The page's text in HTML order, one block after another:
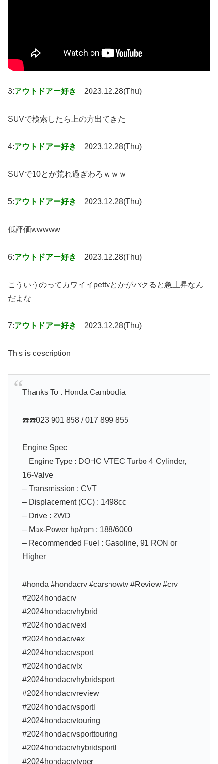
3:アウトドアー好き 2023.12.28(Thu)
SUVで検索したら上の方出てきた
4:アウトドアー好き 2023.12.28(Thu)
SUVで10とか荒れ過ぎわろｗｗｗ
5:アウトドアー好き 2023.12.28(Thu)
低評価wwwww
6:アウトドアー好き 2023.12.28(Thu)
こういうのってカワイイpettvとかがパクると急上昇なん
だよな
7:アウトドアー好き 2023.12.28(Thu)
This is description
Thanks To : Honda Cambodia
☎️☎️023 901 858 / 017 899 855
Engine Spec
– Engine Type : DOHC VTEC Turbo 4-Cylinder,
16-Valve
– Transmission : CVT
– Displacement (CC) : 1498cc
– Drive : 2WD
– Max-Power hp/rpm : 188/6000
– Recommended Fuel : Gasoline, 91 RON or
Higher
#honda #hondacrv #carshowtv #Review #crv
#2024hondacrv
#2024hondacrvhybrid
#2024hondacrvexl
#2024hondacrvex
#2024hondacrvsport
#2024hondacrvlx
#2024hondacrvhybridsport
#2024hondacrvreview
#2024hondacrvsportl
#2024hondacrvtouring
#2024hondacrvsporttouring
#2024hondacrvhybridsportl
#2024hondacrvtyper